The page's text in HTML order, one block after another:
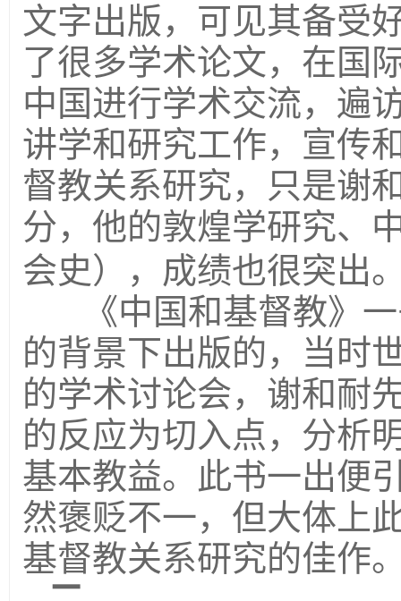
文字出版，可见其备受
了很多学术论文，在国
中国进行学术交流，遍
讲学和研究工作，宣传
督教关系研究，只是谢
分，他的敦煌学研究、
会史），成绩也很突出
《中国和基督教》
的背景下出版的，当时
的学术讨论会，谢和耐
的反应为切入点，分析
基本教益。此书一出便
然褒贬不一，但大体上
基督教关系研究的佳作